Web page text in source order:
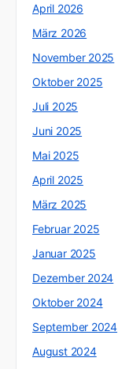
April 2026
März 2026
November 2025
Oktober 2025
Juli 2025
Juni 2025
Mai 2025
April 2025
März 2025
Februar 2025
Januar 2025
Dezember 2024
Oktober 2024
September 2024
August 2024